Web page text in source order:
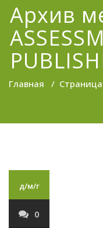
Архив
Главная / Страница
д/м/г
0